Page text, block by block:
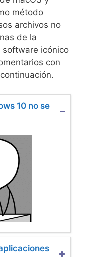
método
archivos no
de la
software icónico
con
10 no se